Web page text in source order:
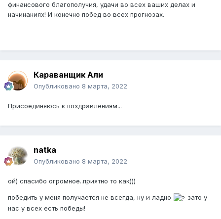
финансового благополучия, удачи во всех ваших делах и
начинаниях! И конечно побед во всех прогнозах.
Караванщик Али
Опубликовано 8 марта, 2022
Присоединяюсь к поздравлениям...
natka
Опубликовано 8 марта, 2022
ой) спасибо огромное..приятно то как)))
победить у меня получается не всегда, ну и ладно
зато у
нас у всех есть победы!